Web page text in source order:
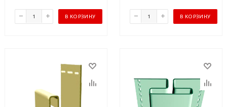
В КОРЗИНУ В КОРЗИНУ